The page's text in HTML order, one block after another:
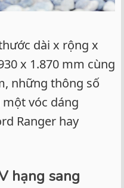
dài x rộng x
x 1.870 mm cùng
những thông số
vóc dáng
Ranger hay
hạng sang